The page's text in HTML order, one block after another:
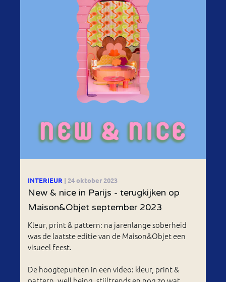
INTERIEUR | 24 oktober 2023
New & nice in Parijs - terugkijken op
Maison&Objet september 2023
Kleur, print & pattern: na jarenlange soberheid
was de laatste editie van de Maison&Objet een
visueel feest.
De hoogtepunten in een video: kleur, print &